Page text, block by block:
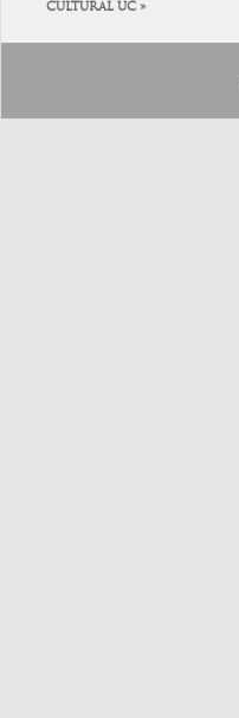
CULTURAL UC »